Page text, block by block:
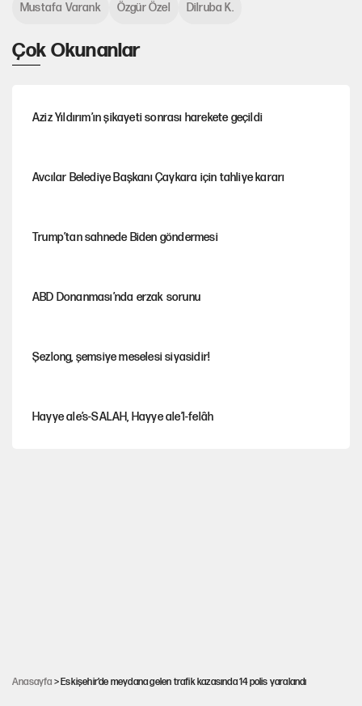
Çok Okunanlar
Aziz Yıldırım’ın şikayeti sonrası harekete geçildi
Avcılar Belediye Başkanı Çaykara için tahliye kararı
Trump’tan sahnede Biden göndermesi
ABD Donanması’nda erzak sorunu
Şezlong, şemsiye meselesi siyasidir!
Hayye ale’s-SALAH, Hayye ale’l-felâh
Mustafa Varank Özgür Özel Dilruba K.
Anasayfa > Eskişehir’de meydana gelen trafik kazasında 14 polis yaralandı